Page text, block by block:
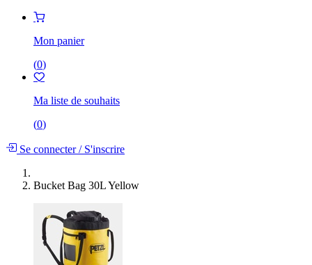
Mon panier
(0)
Ma liste de souhaits
(0)
Se connecter/S'inscrire
Bucket Bag 30L Yellow